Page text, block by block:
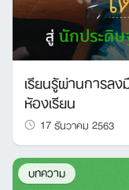
Search
เรียนรู้ผ่านการล
ห้องเรียน
17 ธันวาคม 2563
บทความ